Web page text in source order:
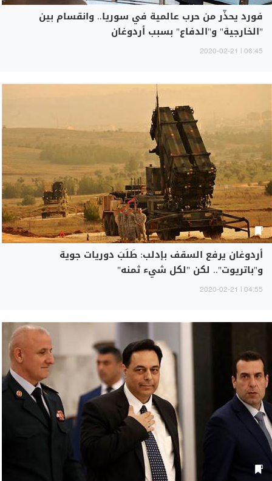
فورد يحذّر من حرب عالمية في سوريا.. وانقسام بين
"الخارجية" و"الدفاع" بسبب أردوغان
06:45 | 2020-02-21
أردوغان يرفع السقف بإدلب: طَلَبَ دوريات جوية
و"باتريوت".. لكن "لكل شيء ثمنه"
04:55 | 2020-02-21